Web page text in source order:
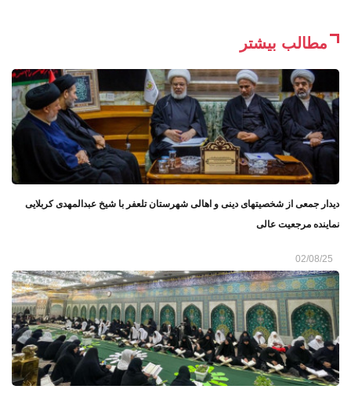
مطالب بیشتر
دیدار جمعی از شخصیتهای دینی و اهالی شهرستان تلعفر با شیخ عبدالمهدی کربلایی
نماینده مرجعیت عالی
02/08/25